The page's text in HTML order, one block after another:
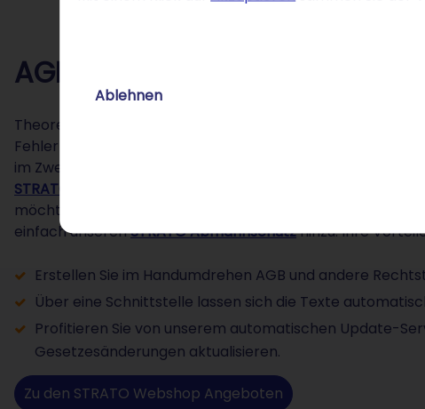
Ablehnen
AGB erstellen lassen mit
Theoretisch könnten Sie Ihre AGB selbst erstellen, aber
Fehler in den AGB verlieren diese ihre Rechtsgültigkeit
im Zweifel auch rechtliche Abmahnungen. Wie können Sie
STRATO Webshop
möchten. Wir unterstützen Sie auch bei der Erstellung
einfach unserenSTRATO Abmahnschutzhinzu. Ihre
Erstellen Sie im Handumdrehen AGB und andere
Über eine Schnittstelle lassen sich die Texte
Profitieren Sie von unserem automatischen Update-
Gesetzesänderungen aktualisieren.
Zu den STRATO Webshop Angeboten